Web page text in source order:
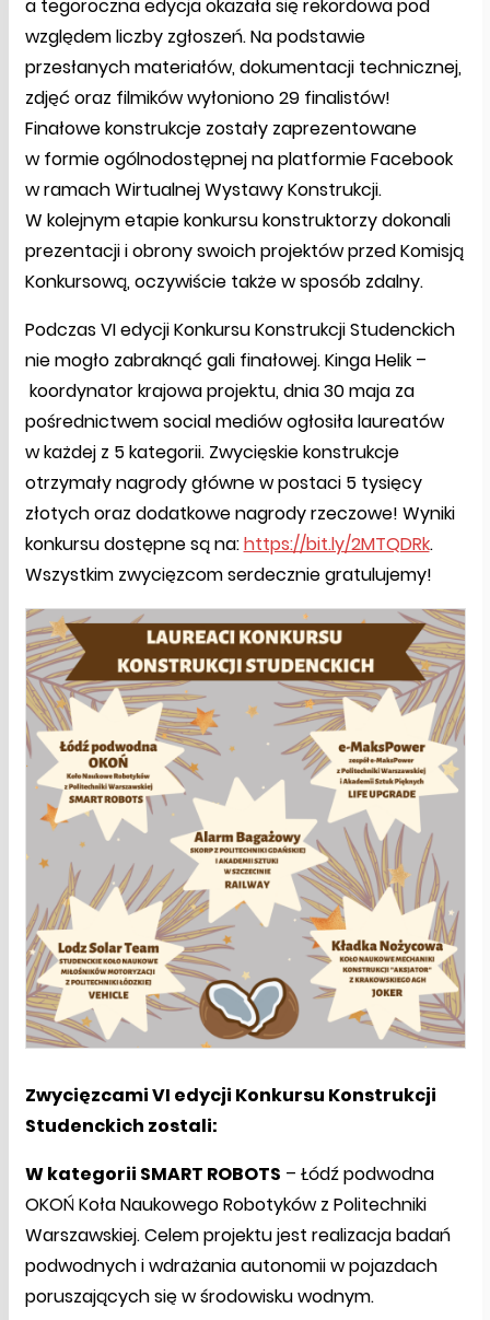
a tegoroczna edycja okazała się rekordowa pod
względem liczby zgłoszeń. Na podstawie
przesłanych materiałów, dokumentacji technicznej,
zdjęć oraz filmików wyłoniono 29 finalistów!
Finałowe konstrukcje zostały zaprezentowane
w formie ogólnodostępnej na platformie Facebook
w ramach Wirtualnej Wystawy Konstrukcji.
W kolejnym etapie konkursu konstruktorzy dokonali
prezentacji i obrony swoich projektów przed Komisją
Konkursową, oczywiście także w sposób zdalny.
Podczas VI edycji Konkursu Konstrukcji Studenckich
nie mogło zabraknąć gali finałowej. Kinga Helik –
koordynator krajowa projektu, dnia 30 maja za
pośrednictwem social mediów ogłosiła laureatów
w każdej z 5 kategorii. Zwycięskie konstrukcje
otrzymały nagrody główne w postaci 5 tysięcy
złotych oraz dodatkowe nagrody rzeczowe! Wyniki
konkursu dostępne są na:https://bit.ly/2MTQDRk.
Wszystkim zwycięzcom serdecznie gratulujemy!
Zwycięzcami VI edycji Konkursu Konstrukcji
Studenckich zostali:
W kategorii SMART ROBOTS – Łódź podwodna
OKOŃ Koła Naukowego Robotyków z Politechniki
Warszawskiej. Celem projektu jest realizacja badań
podwodnych i wdrażania autonomii w pojazdach
poruszających się w środowisku wodnym.